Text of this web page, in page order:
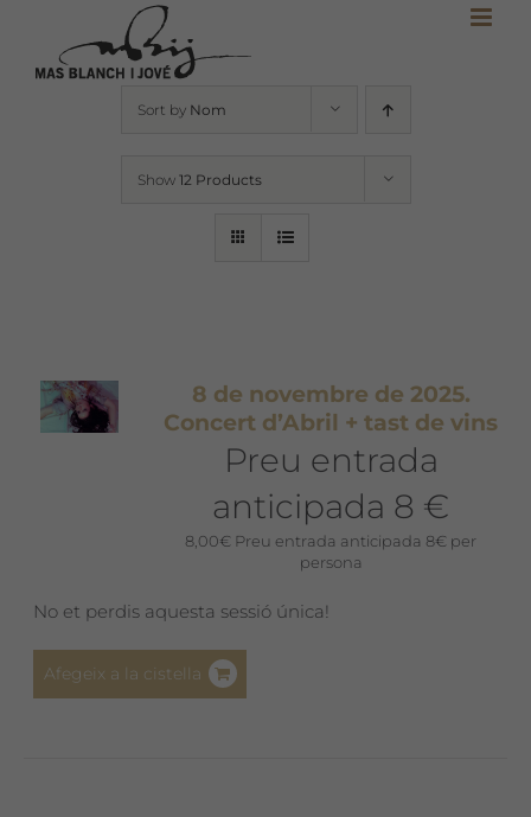
content
Sort by Nom
Show 12 Products
8 de novembre de 2025.
Concert d’Abril + tast de vins
Preu entrada
anticipada 8 €
8,00€ Preu entrada anticipada 8€ per
persona
No et perdis aquesta sessió única!
Afegeix a la cistella